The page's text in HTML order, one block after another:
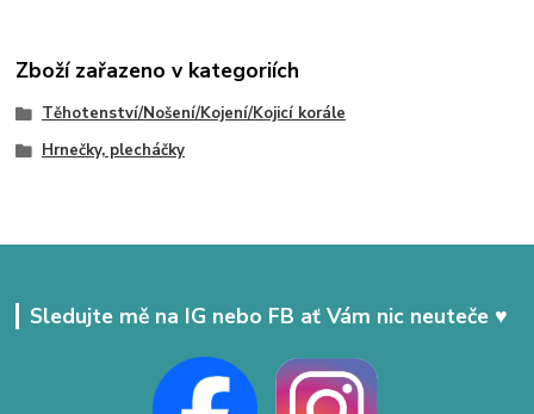
Zboží zařazeno v kategoriích
Těhotenství/Nošení/Kojení/Kojicí korále
Hrnečky, plecháčky
Sledujte mě na IG nebo FB ať Vám nic neuteče ♥